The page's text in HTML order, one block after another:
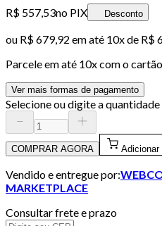
R$ 557,53no PIX Desconto
ou R$ 679,92 em até 10x de R$
Parcele em até 10x com o cartão
Ver mais formas de pagamento
Selecione ou digite a
COMPRAR AGORA Adicionar
Vendido e entregue por:
MARKETPLACE
Consultar frete e prazo